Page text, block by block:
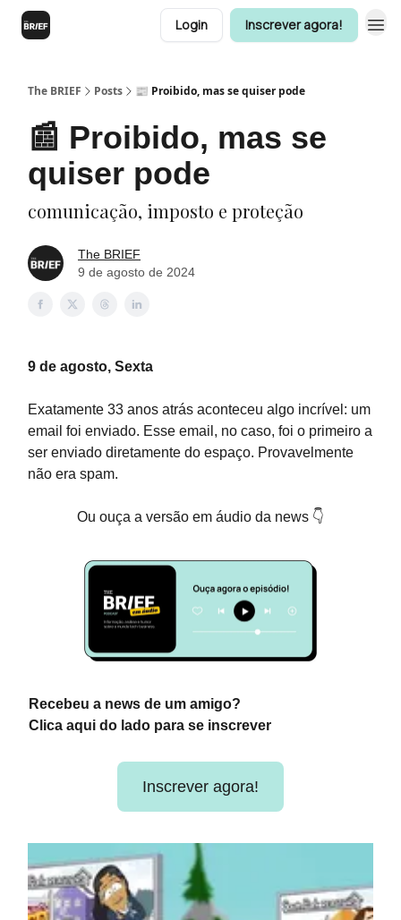
Login Inscrever agora!
The BRIEF Posts 📰 Proibido, mas se quiser pode
📰 Proibido, mas se
quiser pode
comunicação, imposto e proteção
The BRIEF
9 de agosto de 2024
9 de agosto, Sexta
Exatamente 33 anos atrás aconteceu algo incrível: um
email foi enviado. Esse email, no caso, foi o primeiro a
ser enviado diretamente do espaço. Provavelmente
não era spam.
Ou ouça a versão em áudio da news 👇
Recebeu a news de um amigo?
Clica aqui do lado para se inscrever
Inscrever agora!